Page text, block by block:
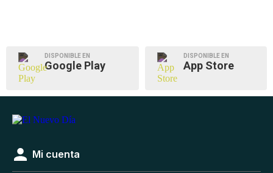
DISPONIBLE EN
Google Play
DISPONIBLE EN
App Store
Mi cuenta